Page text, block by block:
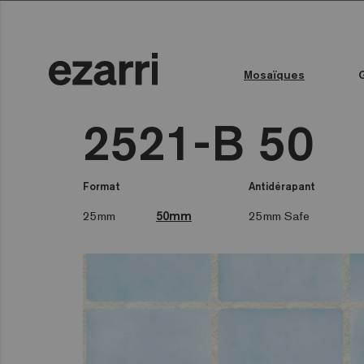
Mosaïques
2521-B 50
Format
25mm 50mm
Antidérapant
25mm Safe